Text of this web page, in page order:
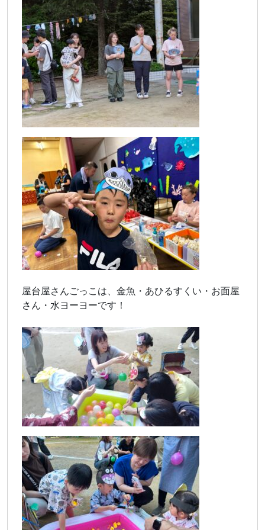
屋台屋さんごっこは、金魚・あひるすくい・お面屋
さん・水ヨーヨーです！